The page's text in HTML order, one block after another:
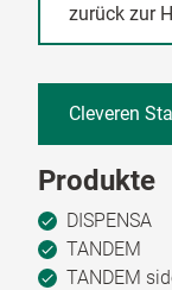
zurück zur
Cleveren
Produkte
DISPENSA
TANDEM
TANDEM